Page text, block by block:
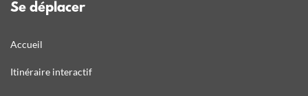
Se déplacer
Accueil
Itinéraire interactif